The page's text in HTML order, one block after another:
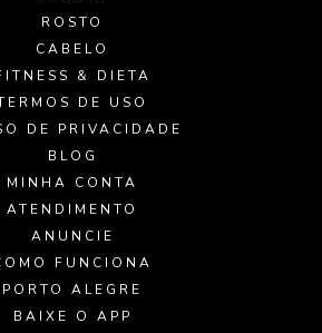
ROSTO
CABELO
& DIETA
DE USO
DE PRIVACIDADE
BLOG
MINHA CONTA
ATENDIMENTO
ANUNCIE
FUNCIONA
PORTO ALEGRE
BAIXE O APP